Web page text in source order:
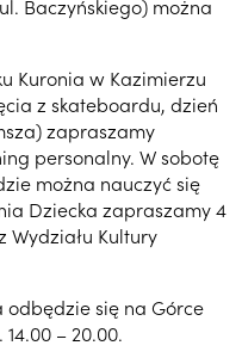
Baczyńskiego) można
Kuronia w Kazimierzu
z skateboardu, dzień
zapraszamy
personalny. W sobotę
można nauczyć się
Dziecka zapraszamy 4
Kultury
odbędzie się na Górce
– 20.00.